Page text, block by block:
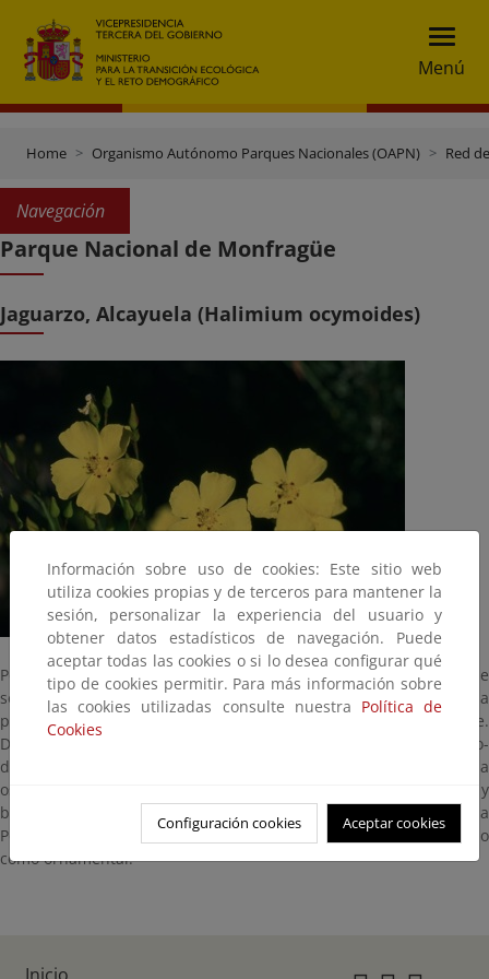
Menú
Home Organismo Autónomo Parques Nacionales (OAPN) Red
Navegación
Parque Nacional de Monfragüe
Jaguarzo, Alcayuela (Halimium ocymoides)
Pequeño arbusto o matilla de la misma familia que las jaras y que
se encuentra solamente en el centro y oeste peninsular. Florece a
partir de abril, a veces en febrero, y hasta en agosto o septiembre.
Destaca por sus largas, grandes y vistosas flores de color amarillo-
dorado, con los pétalos provistos a menudo de una mancha
oscura en la base. Se cría en cantuesales, tomillares, jarales y
brezales, en terrenos silíceos, en el centro y mitad occidental de la
Península. Por su intensa floración y gran belleza es utilizado
como ornamental.
Información sobre uso de cookies: Este sitio web
utiliza cookies propias y de terceros para mantener la
sesión, personalizar la experiencia del usuario y
obtener datos estadísticos de navegación. Puede
aceptar todas las cookies o si lo desea configurar qué
tipo de cookies permitir. Para más información sobre
las cookies utilizadas consulte nuestra Política de
Cookies
Configuración cookies Aceptar cookies